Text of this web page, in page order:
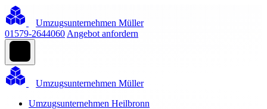
Umzugsunternehmen Müller
01579-2644060 Angebot anfordern
Umzugsunternehmen Müller
Umzugsunternehmen Heilbronn